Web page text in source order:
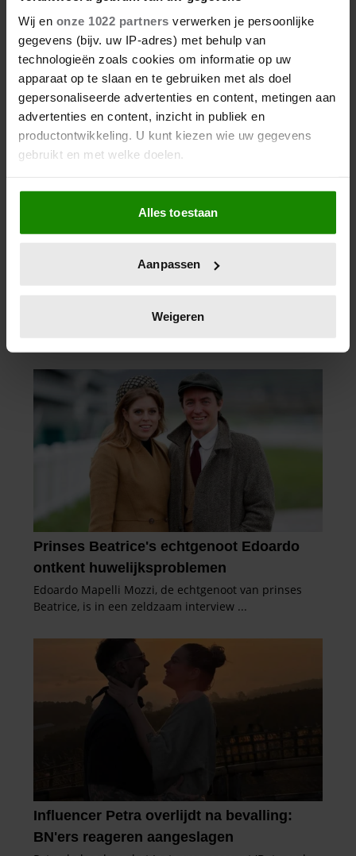
Wij en onze 1022 partners verwerken je persoonlijke
gegevens (bijv. uw IP-adres) met behulp van
technologieën zoals cookies om informatie op uw
apparaat op te slaan en te gebruiken met als doel
gepersonaliseerde advertenties en content, metingen aan
advertenties en content, inzicht in publiek en
productontwikkeling. U kunt kiezen wie uw gegevens
gebruikt en met welke doelen.
Als u het toestaat, willen we ook graag:
Informatie verzamelen over uw geografische
locatie, die tot een paar meter nauwkeurig kan zijn
scannen op specifieke eigenschappen (fingerprinting)
verwerkt en stel uw voorkeuren in het
intrekken in de Cookieverklaring.
We gebruiken cookies om content en advertenties te
personaliseren, om functies voor social media te bieden
en om ons websiteverkeer te analyseren. Ook delen we
informatie over uw gebruik van onze site met onze
partners voor social media, adverteren en analyse. Deze
partners kunnen deze gegevens combineren met andere
informatie die u aan ze heeft verstrekt of die ze hebben
verzameld op basis van uw gebruik van hun services. U
gaat akkoord met onze cookies als u onze website blijft
gebruiken.
Alles toestaan
Aanpassen
Weigeren